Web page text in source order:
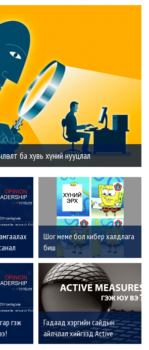
ба хувь хүний нууцлал
Шог меме бол кибер халдлага
биш
гэж
Гадаад хэргийн сайдын
айлчлал хийгээд Active
measures